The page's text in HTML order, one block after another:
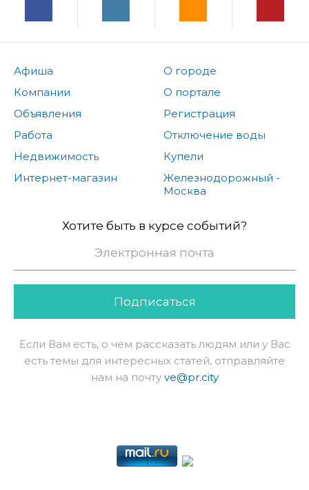
Афиша
Компании
Объявления
Работа
Недвижимость
Интернет-магазин
О городе
О портале
Регистрация
Отключение воды
Купели
Железнодорожный -
Москва
Хотите быть в курсе событий?
Подписаться
Если Вам есть, о чем рассказать людям или у Вас
есть темы для интересных статей, отправляйте
нам на почту ve@pr.city